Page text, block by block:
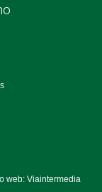
web: Viaintermedia